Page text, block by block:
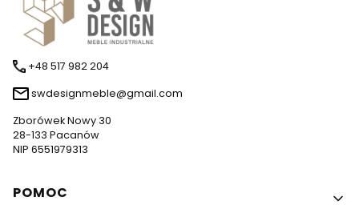
+48 517 982 204
swdesignmeble@gmail.com
Zborówek Nowy 30
28-133 Pacanów
NIP 6551979313
Linki w stopce
POMOC